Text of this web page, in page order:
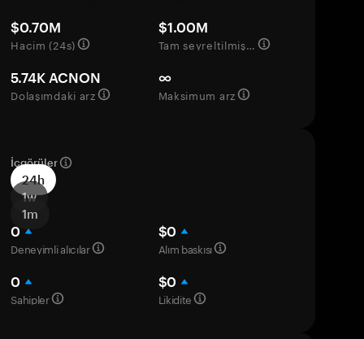
$0.70M
Hacim (24s)
$1.00M
Tam seyreltilmiş değerleme
5.74K ACNON
Dolaşımdaki arz
∞
Maksimum arz
İçgörüler
24h
1w
1m
0
Deneyimli alıcılar
$0
Alım baskısı
0
Sahipler
$0
Likidite